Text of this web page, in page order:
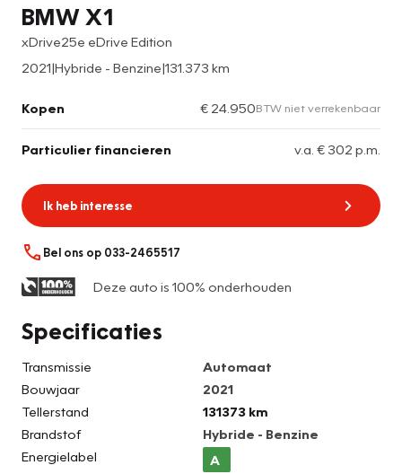
BMW X1
xDrive25e eDrive Edition
2021|Hybride - Benzine|131.373 km
Kopen € 24.950BTW niet verrekenbaar
Particulier financieren v.a. € 302 p.m.
Ik heb interesse
Bel ons op 033-2465517
Deze auto is 100% onderhouden
Specificaties
Transmissie
Automaat
Bouwjaar
2021
Tellerstand
131373 km
Brandstof
Hybride - Benzine
Energielabel
A